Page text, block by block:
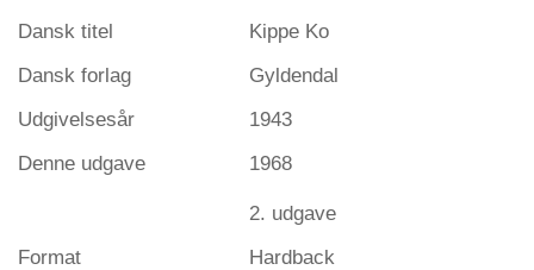
Dansk titel
Kippe Ko
Dansk forlag
Gyldendal
Udgivelsesår
1943
Denne udgave
1968
2. udgave
Format
Hardback